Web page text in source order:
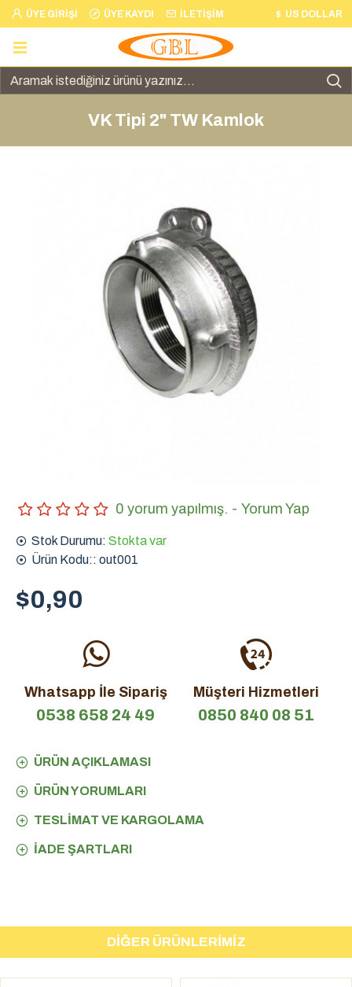
ÜYE GIRIŞI ÜYE KAYDI İLETIŞIM $ US DOLLAR
VK Tipi 2" TW Kamlok
Stok Durumu: Stokta var
Ürün Kodu:: out001
0 yorum yapılmış. - Yorum Yap
$0,90
Whatsapp İle Sipariş
0538 658 24 49
Müşteri Hizmetleri
0850 840 08 51
ÜRÜN AÇIKLAMASI
ÜRÜN YORUMLARI
TESLIMAT VE KARGOLAMA
İADE ŞARTLARI
DIĞER ÜRÜNLERIMIZ